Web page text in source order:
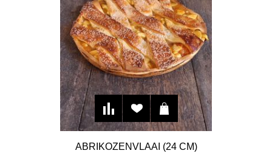
ABRIKOZENVLAAI (24 CM)